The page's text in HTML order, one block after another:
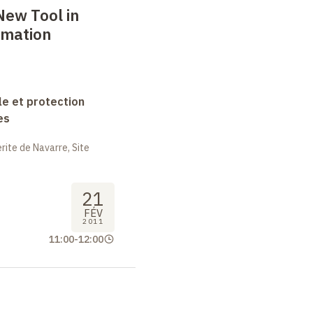
Tool in
et protection
de Navarre, Site
21
FÉV
2011
11:00-12:00